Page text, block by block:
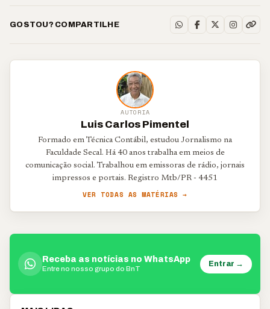
GOSTOU? COMPARTILHE
AUTORIA
Luis Carlos Pimentel
Formado em Técnica Contábil, estudou Jornalismo na
Faculdade Secal. Há 40 anos trabalha em meios de
comunicação social. Trabalhou em emissoras de rádio, jornais
impressos e portais. Registro Mtb/PR - 4451
VER TODAS AS MATÉRIAS →
Receba as notícias no WhatsApp
Entre no nosso grupo do BnT
Entrar →